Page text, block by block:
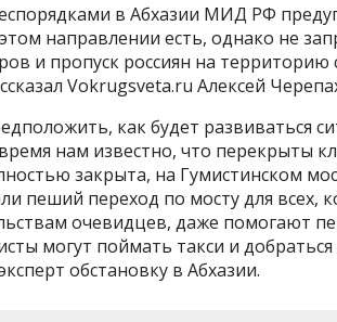
в Абхазии МИД РФ
направлении есть, однако не
и пропуск россиян на
Vokrugsveta.ru Алексей
как будет развиваться
нам известно, что перекрыты
закрыта, на Гумистинском
пеший переход по мосту для всех,
очевидцев, даже помогают
могут поймать такси и
обстановку в Абхазии.